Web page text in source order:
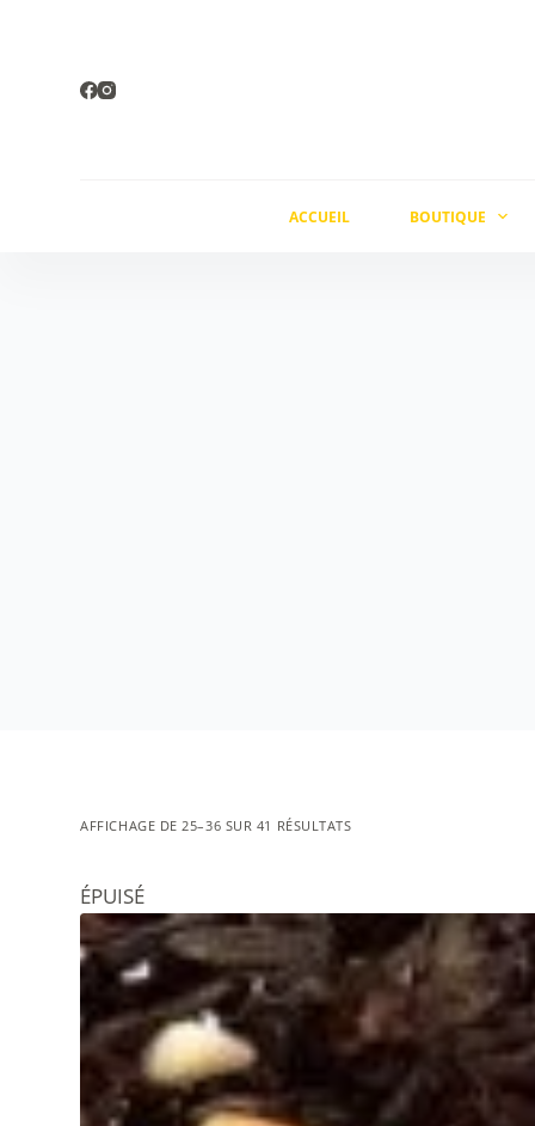
ACCUEIL BOUTIQUE
AFFICHAGE DE 25–36 SUR 41 RÉSULTATS
ÉPUISÉ